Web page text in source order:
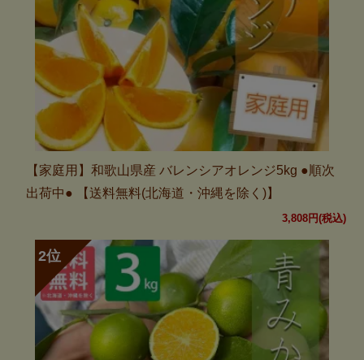
【家庭用】和歌山県産 バレンシアオレンジ5kg ●順次
出荷中● 【送料無料(北海道・沖縄を除く)】
3,808円(税込)